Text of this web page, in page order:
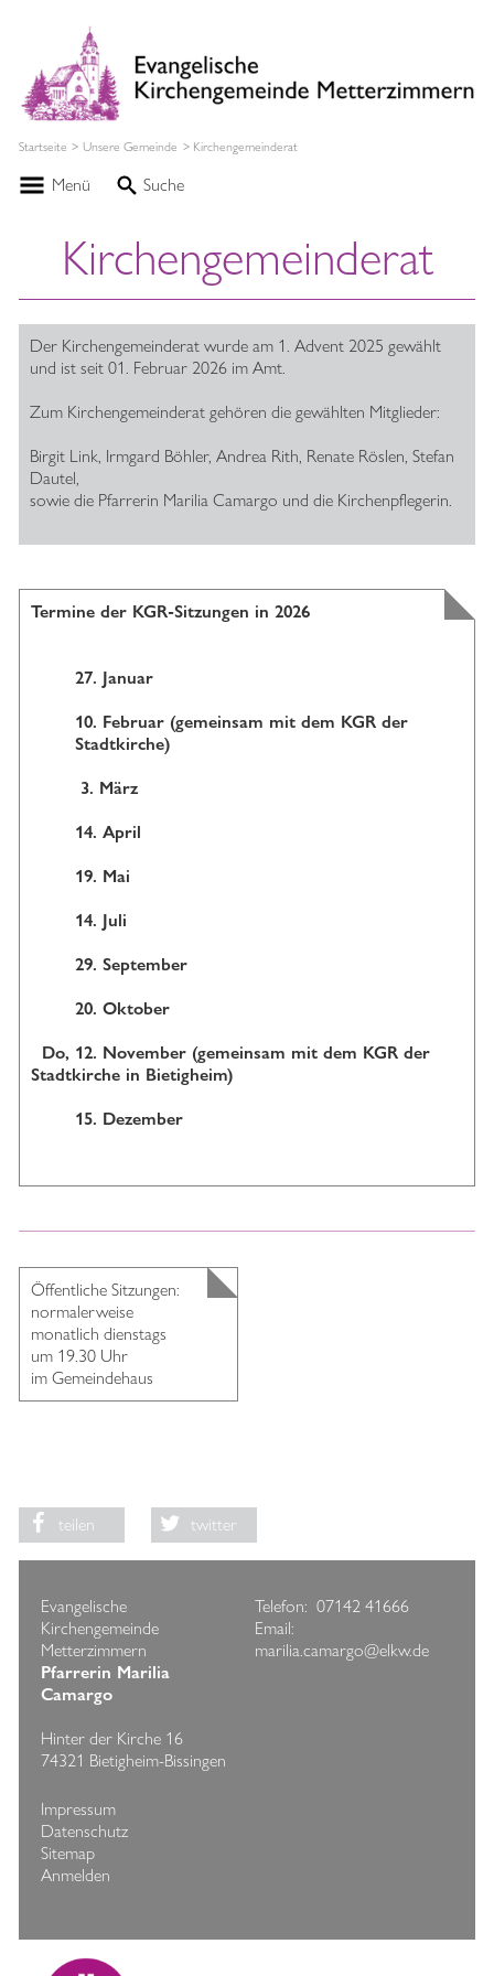
Startseite Unsere Gemeinde Kirchengemeinderat
Menü Suche
Kirchengemeinderat
Der Kirchengemeinderat wurde am 1. Advent 2025 gewählt
und ist seit 01. Februar 2026 im Amt.
Zum Kirchengemeinderat gehören die gewählten Mitglieder:
Birgit Link, Irmgard Böhler, Andrea Rith, Renate Röslen, Stefan
Dautel,
sowie die Pfarrerin Marilia Camargo und die Kirchenpflegerin.
Termine der KGR-Sitzungen in 2026
27. Januar
10. Februar (gemeinsam mit dem KGR der
Stadtkirche)
3. März
14. April
19. Mai
14. Juli
29. September
20. Oktober
Do, 12. November (gemeinsam mit dem KGR der
Stadtkirche in Bietigheim)
15. Dezember
Öffentliche Sitzungen:
normalerweise
monatlich dienstags
um 19.30 Uhr
im Gemeindehaus
teilen twitter
Evangelische
Kirchengemeinde
Metterzimmern
Pfarrerin Marilia
Camargo
Hinter der Kirche 16
74321 Bietigheim-Bissingen
Telefon: 07142 41666
Email:
marilia.camargo@elkw.de
Impressum
Datenschutz
Sitemap
Anmelden